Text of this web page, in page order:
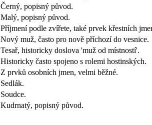
Černý, popisný původ.
Malý, popisný původ.
Příjmení podle zvířete, také prvek křestních
Nový muž, často pro nově příchozí do vesnice.
Tesař, historicky doslova 'muž od místností'.
Historicky často spojeno s rolemi hostinských.
Z prvků osobních jmen, velmi běžné.
Sedlák.
Soudce.
Kudrnatý, popisný původ.